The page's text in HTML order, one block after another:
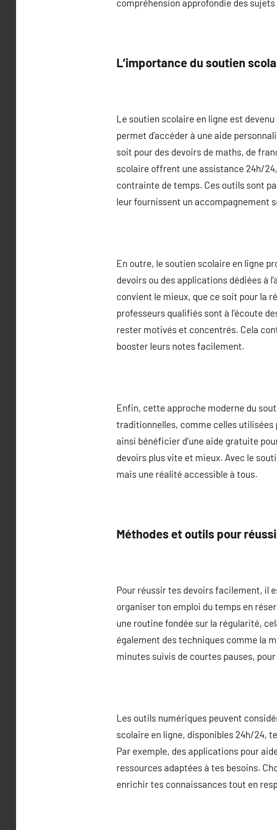
compréhension approfondie des sujets
L’importance du soutien
Le soutien scolaire en ligne est
permet d’accéder à une aide
soit pour des devoirs de maths, de
scolaire offrent une assistance 24h/
contrainte de temps. Ces outils sont
leur fournissent un accompagnement
En outre, le soutien scolaire en ligne
devoirs ou des applications dédiées à
convient le mieux, que ce soit pour la
professeurs qualifiés sont à l’écoute
rester motivés et concentrés. Cela
booster leurs notes facilement.
Enfin, cette approche moderne du
traditionnelles, comme celles utilisées
ainsi bénéficier d’une aide gratuite
devoirs plus vite et mieux. Avec le
mais une réalité accessible à tous.
Méthodes et outils pour
Pour réussir tes devoirs facilement, il
organiser ton emploi du temps en
une routine fondée sur la régularité,
également des techniques comme la
minutes suivis de courtes pauses,
Les outils numériques peuvent
scolaire en ligne, disponibles 24h/24,
Par exemple, des applications pour
ressources adaptées à tes besoins.
enrichir tes connaissances tout en